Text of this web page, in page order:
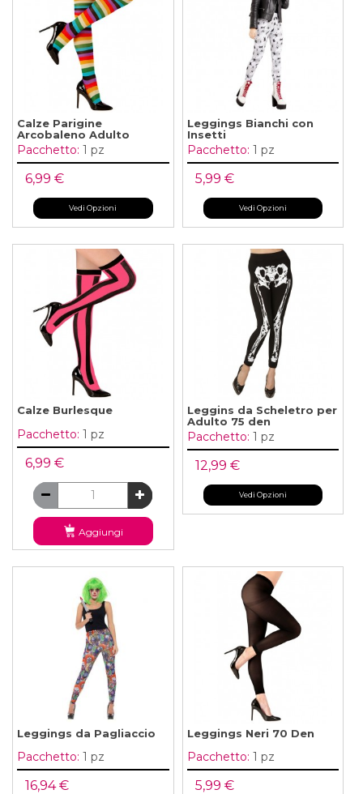
Calze Parigine
Arcobaleno Adulto
Pacchetto: 1 pz
6,99 €
Vedi Opzioni
Leggings Bianchi con
Insetti
Pacchetto: 1 pz
5,99 €
Vedi Opzioni
Calze Burlesque
Pacchetto: 1 pz
6,99 €
Aggiungi
Leggins da Scheletro per
Adulto 75 den
Pacchetto: 1 pz
12,99 €
Vedi Opzioni
Leggings da Pagliaccio
Pacchetto: 1 pz
16,94 €
Leggings Neri 70 Den
Pacchetto: 1 pz
5,99 €